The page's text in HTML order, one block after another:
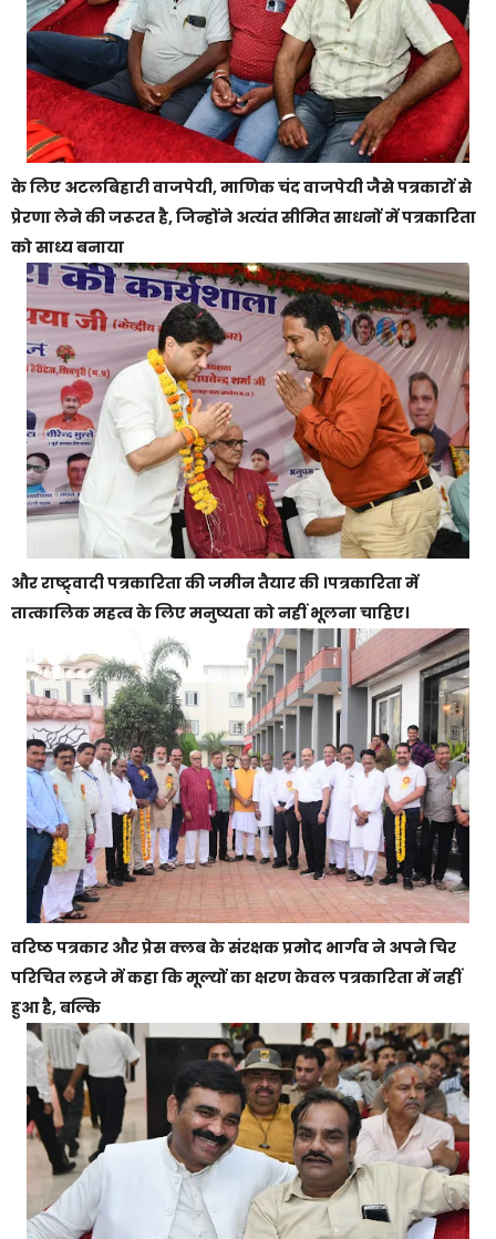
के लिए अटलबिहारी वाजपेयी, माणिक चंद वाजपेयी जैसे पत्रकारों से
प्रेरणा लेने की जरूरत है, जिन्होंने अत्यंत सीमित साधनों में पत्रकारिता
को साध्य बनाया
और राष्ट्र्वादी पत्रकारिता की जमीन तैयार की ।पत्रकारिता में
तात्कालिक महत्व के लिए मनुष्यता को नहीं भूलना चाहिए।
वरिष्ठ पत्रकार और प्रेस क्लब के संरक्षक प्रमोद भार्गव ने अपने चिर
परिचित लहजे में कहा कि मूल्यों का क्षरण केवल पत्रकारिता में नहीं
हुआ है, बल्कि